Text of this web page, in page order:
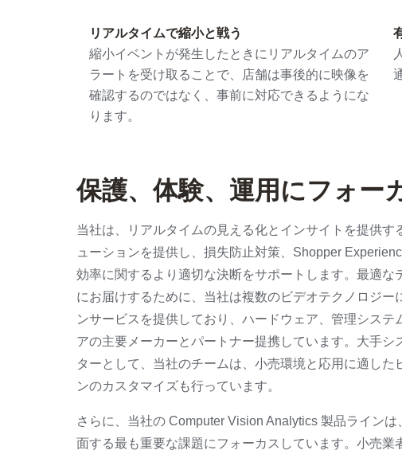
リアルタイムで縮小と戦う
縮小イベントが発生したときにリアルタイムのア
ラートを受け取ることで、店舗は事後的に映像を
確認するのではなく、事前に対応できるようにな
ります。
保護、体験、運用にフォー
当社は、リアルタイムの見える化とインサイトを提供す
ューションを提供し、損失防止対策、Shopper
効率に関するより適切な決断をサポートします。最適な
にお届けするために、当社は複数のビデオテクノロジー
ンサービスを提供しており、ハードウェア、管理システ
アの主要メーカーとパートナー提携しています。大手シ
ターとして、当社のチームは、小売環境と応用に適した
ンのカスタマイズも行っています。
さらに、当社の Computer Vision Analytics 製品ラインは
面する最も重要な課題にフォーカスしています。小売業